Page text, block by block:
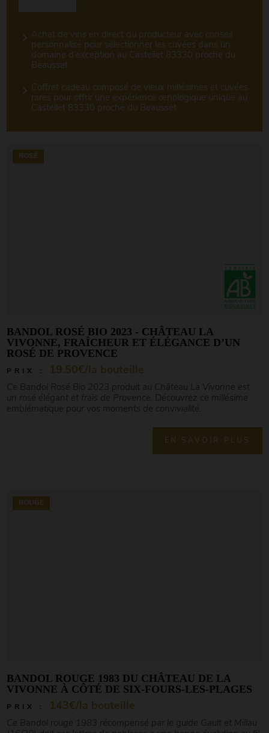
Achat de vins en direct du producteur avec conseil
personnalisé pour sélectionner les cuvées dans un
domaine d'exception au Castellet 83330 proche du
Beausset
Coffret cadeau composé de vieux millésimes et cuvées
rares pour offrir une expérience œnologique unique au
Castellet 83330 proche du Beausset
ROSÉ
BANDOL ROSÉ BIO 2023 - CHÂTEAU LA
VIVONNE, FRAÎCHEUR ET ÉLÉGANCE D’UN
ROSÉ DE PROVENCE
PRIX : 19.50€/la bouteille
EN SAVOIR PLUS
ROUGE
BANDOL ROUGE 1983 DU CHÂTEAU DE LA
VIVONNE À CÔTÉ DE SIX-FOURS-LES-PLAGES
PRIX : 143€/la bouteille